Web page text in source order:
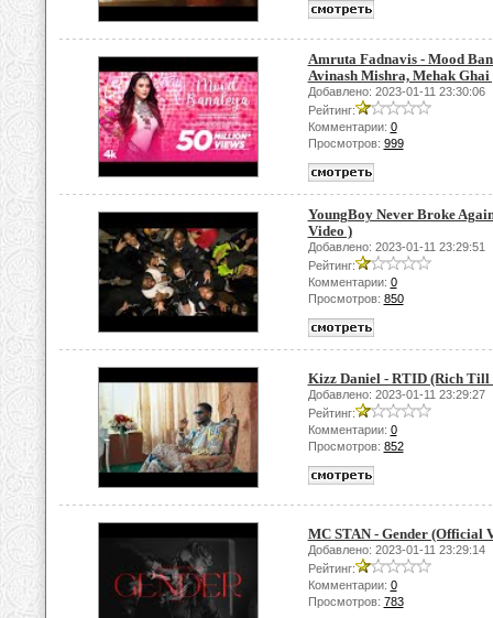
Amruta Fadnavis - Mood
Avinash Mishra, Mehak
Добавлено: 2023-01-11 23:30:06
Рейтинг:
Комментарии: 0
Просмотров: 999
YoungBoy Never Broke
Video )
Добавлено: 2023-01-11 23:29:51
Рейтинг:
Комментарии: 0
Просмотров: 850
Kizz Daniel - RTID (Rich
Добавлено: 2023-01-11 23:29:27
Рейтинг:
Комментарии: 0
Просмотров: 852
MC STAN - Gender (Official
Добавлено: 2023-01-11 23:29:14
Рейтинг:
Комментарии: 0
Просмотров: 783